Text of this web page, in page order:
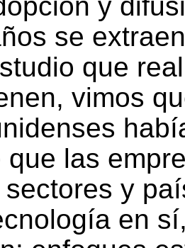
se
que
vimos
que las
sectores y
en